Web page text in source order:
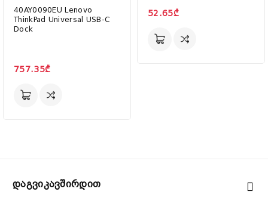
40AY0090EU Lenovo
ThinkPad Universal USB-C
Dock
757.35₾
52.65₾
Დაგვიკავშირდით